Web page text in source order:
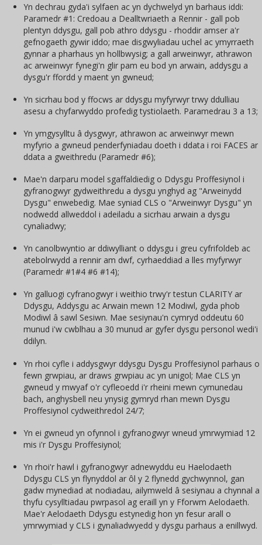
Yn dechrau gyda'i sylfaen ac yn dychwelyd yn barhaus iddi:
Paramedr #1: Credoau a Dealltwriaeth a Rennir - gall pob
plentyn ddysgu, gall pob athro ddysgu - rhoddir amser a'r
gefnogaeth gywir iddo; mae disgwyliadau uchel ac ymyrraeth
gynnar a pharhaus yn hollbwysig; a gall arweinwyr, athrawon
ac arweinwyr fynegi'n glir pam eu bod yn arwain, addysgu a
dysgu'r ffordd y maent yn gwneud;
Yn sicrhau bod y ffocws ar ddysgu myfyrwyr trwy ddulliau
asesu a chyfarwyddo profedig tystiolaeth. Paramedrau 3 a 13;
Yn ymgysylltu â dysgwyr, athrawon ac arweinwyr mewn
myfyrio a gwneud penderfyniadau doeth i ddata i roi FACES ar
ddata a gweithredu (Paramedr #6);
Mae'n darparu model sgaffaldiedig o Ddysgu Proffesiynol i
gyfranogwyr gydweithredu a dysgu ynghyd ag "Arweinydd
Dysgu" enwebedig. Mae syniad CLS o "Arweinwyr Dysgu" yn
nodwedd allweddol i adeiladu a sicrhau arwain a dysgu
cynaliadwy;
Yn canolbwyntio ar ddiwylliant o ddysgu i greu cyfrifoldeb ac
atebolrwydd a rennir am dwf, cyrhaeddiad a lles myfyrwyr
(Paramedr #1#4 #6 #14);
Yn galluogi cyfranogwyr i weithio trwy'r testun CLARITY ar
Ddysgu, Addysgu ac Arwain mewn 12 Modiwl, gyda phob
Modiwl â sawl Sesiwn. Mae sesiynau'n cymryd oddeutu 60
munud i'w cwblhau a 30 munud ar gyfer dysgu personol wedi'i
ddilyn.
Yn rhoi cyfle i addysgwyr ddysgu Dysgu Proffesiynol parhaus o
fewn grwpiau, ar draws grwpiau ac yn unigol; Mae CLS yn
gwneud y mwyaf o'r cyfleoedd i'r rheini mewn cymunedau
bach, anghysbell neu ynysig gymryd rhan mewn Dysgu
Proffesiynol cydweithredol 24/7;
Yn ei gwneud yn ofynnol i gyfranogwyr wneud ymrwymiad 12
mis i'r Dysgu Proffesiynol;
Yn rhoi'r hawl i gyfranogwyr adnewyddu eu Haelodaeth
Ddysgu CLS yn flynyddol ar ôl y 2 flynedd gychwynnol, gan
gadw mynediad at nodiadau, ailymweld â sesiynau a chynnal a
thyfu cysylltiadau pwrpasol ag eraill yn y Fforwm Aelodaeth.
Mae'r Aelodaeth Ddysgu estynedig hon yn fesur arall o
ymrwymiad y CLS i gynaliadwyedd y dysgu parhaus a enillwyd.